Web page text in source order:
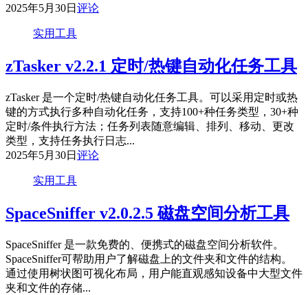
2025年5月30日 评论
实用工具
zTasker v2.2.1 定时/热键自动化任务工具
zTasker 是一个定时/热键自动化任务工具。可以采用定时或热
键的方式执行多种自动化任务，支持100+种任务类型，30+种
定时/条件执行方法；任务列表随意编辑、排列、移动、更改
类型，支持任务执行日志...
2025年5月30日 评论
实用工具
SpaceSniffer v2.0.2.5 磁盘空间分析工具
SpaceSniffer 是一款免费的、便携式的磁盘空间分析软件。
SpaceSniffer可帮助用户了解磁盘上的文件夹和文件的结构。
通过使用树状图可视化布局，用户能直观感知设备中大型文件
夹和文件的存储...